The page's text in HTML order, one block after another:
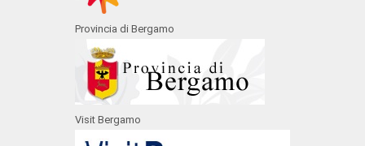
Provincia di Bergamo
Visit Bergamo